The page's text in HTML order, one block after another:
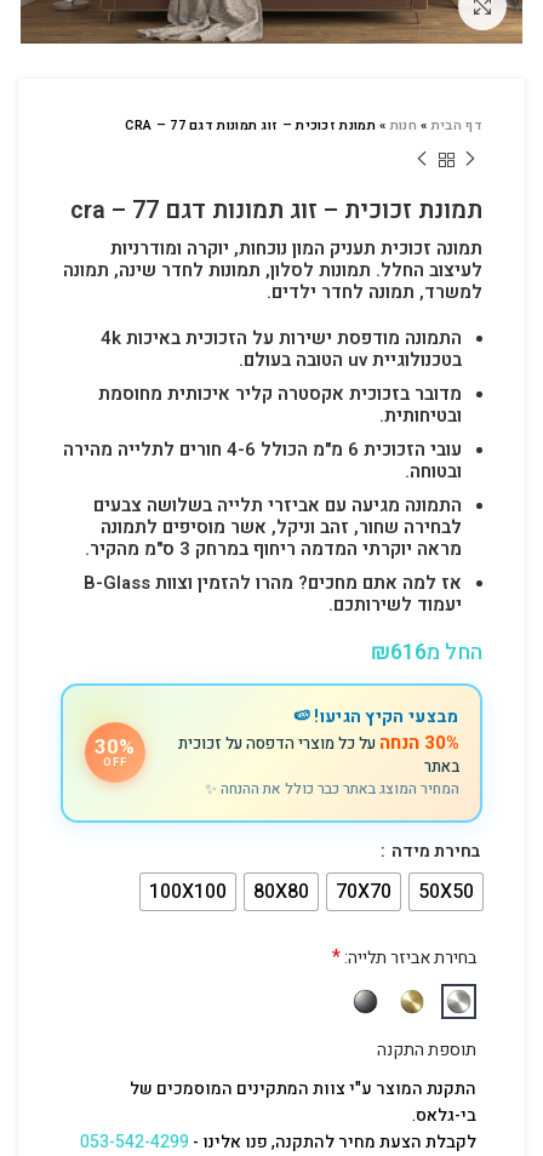
לחץ להגדלה
דף הבית» חנות»תמונת זכוכית – זוג תמונות דגם CRA – 77
תמונת זכוכית – זוג תמונות דגם cra – 77
תמונה זכוכית תעניק המון נוכחות, יוקרה ומודרניות
לעיצוב החלל. תמונות לסלון, תמונות לחדר שינה, תמונה
למשרד, תמונה לחדר ילדים.
התמונה מודפסת ישירות על הזכוכית באיכות 4k
בטכנולוגיית uv הטובה בעולם.
מדובר בזכוכית אקסטרה קליר איכותית מחוסמת
ובטיחותית.
עובי הזכוכית 6 מ"מ הכולל 4-6 חורים לתלייה מהירה
ובטוחה.
התמונה מגיעה עם אביזרי תלייה בשלושה צבעים
לבחירה שחור, זהב וניקל, אשר מוסיפים לתמונה
מראה יוקרתי המדמה ריחוף במרחק 3 ס"מ מהקיר.
אז למה אתם מחכים? מהרו להזמין וצוות B-Glass
יעמוד לשירותכם.
החל מ ₪616
מבצעי הקיץ הגיעו! 🍉
30% הנחה
על כל מוצרי הדפסה על זכוכית
באתר
המחיר המוצג באתר כבר כולל את ההנחה ✨
30%
OFF
בחירת מידה
50X50
70X70
80X80
100X100
בחירת אביזר תלייה:*
תוספת התקנה
התקנת המוצר ע"י צוות המתקינים המוסמכים של
בי-גלאס.
לקבלת הצעת מחיר להתקנה, פנו אלינו -053-542-4299